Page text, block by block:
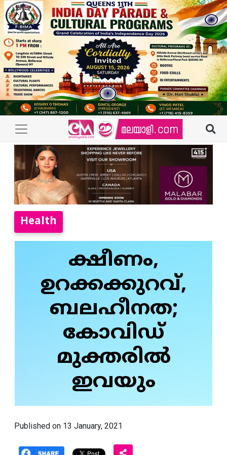
Health
ക്ഷീണം,
ഉറക്കക്കുറവ്,
ബലഹീനത;
കോവിഡ്
മുക്തരില്‍
ഇവയും
Published on 13 January, 2021